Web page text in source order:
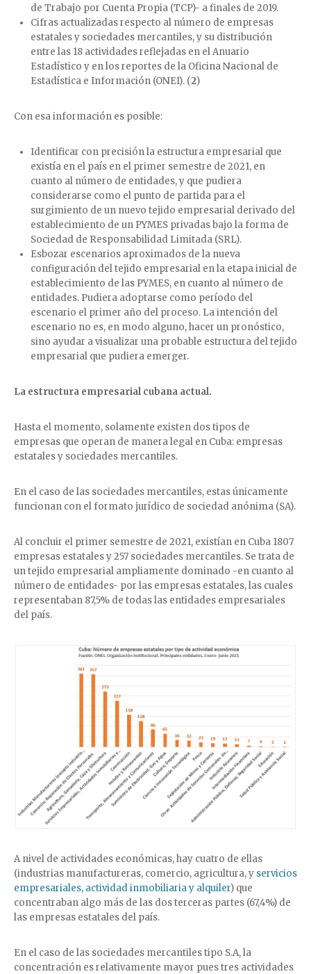
de Trabajo por Cuenta Propia (TCP)- a finales de 2019.
Cifras actualizadas respecto al número de empresas
estatales y sociedades mercantiles, y su distribución
entre las 18 actividades reflejadas en el Anuario
Estadístico y en los reportes de la Oficina Nacional de
Estadística e Información (ONEI). (2)
Con esa información es posible:
Identificar con precisión la estructura empresarial que
existía en el país en el primer semestre de 2021, en
cuanto al número de entidades, y que pudiera
considerarse como el punto de partida para el
surgimiento de un nuevo tejido empresarial derivado del
establecimiento de un PYMES privadas bajo la forma de
Sociedad de Responsabilidad Limitada (SRL).
Esbozar escenarios aproximados de la nueva
configuración del tejido empresarial en la etapa inicial de
establecimiento de las PYMES, en cuanto al número de
entidades. Pudiera adoptarse como período del
escenario el primer año del proceso. La intención del
escenario no es, en modo alguno, hacer un pronóstico,
sino ayudar a visualizar una probable estructura del tejido
empresarial que pudiera emerger.
La estructura empresarial cubana actual.
Hasta el momento, solamente existen dos tipos de
empresas que operan de manera legal en Cuba: empresas
estatales y sociedades mercantiles.
En el caso de las sociedades mercantiles, estas únicamente
funcionan con el formato jurídico de sociedad anónima (SA).
Al concluir el primer semestre de 2021, existían en Cuba 1807
empresas estatales y 257 sociedades mercantiles. Se trata de
un tejido empresarial ampliamente dominado -en cuanto al
número de entidades- por las empresas estatales, las cuales
representaban 87,5% de todas las entidades empresariales
del país.
A nivel de actividades económicas, hay cuatro de ellas
(industrias manufactureras, comercio, agricultura, y servicios
empresariales, actividad inmobiliaria y alquiler) que
concentraban algo más de las dos terceras partes (67,4%) de
las empresas estatales del país.
En el caso de las sociedades mercantiles tipo S.A, la
concentración es relativamente mayor pues tres actividades